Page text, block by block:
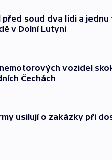
před soud dva lidi a
v Dolní Lutyni
vozidel
Čechách
usilují o zakázky při